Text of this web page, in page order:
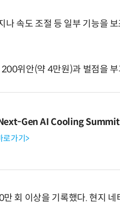
속도 조절 등 일부 기능을
위안(약 4만원)과 벌점을
Gen AI Cooling Summit
로가기>
회 이상을 기록했다. 현지 네